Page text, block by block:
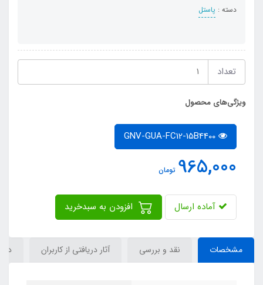
دسته : پاستل
تعداد
ویژگی‌های محصول
965,000 تومان
آماده ارسال
مشخصات نقد و بررسی آثار دریافتی از کاربران